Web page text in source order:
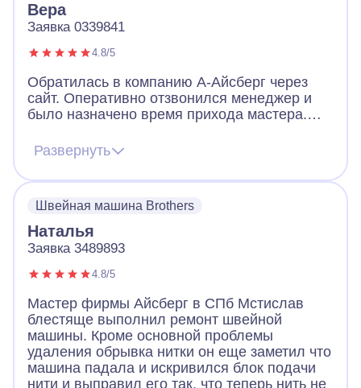
Вера
Заявка 0339841
4.8/5
Обратилась в компанию А-Айсберг через
сайт. Оперативно отзвонился менеджер и
было назначено время прихода мастера.
средствами индивидуальной защиты.
Приступил сразу к работе, причина была в
не продвижении ткани при работе машинки.
причину, аккуратно разобрал и настроил
машинку. При выполнении работы давал
полезные советы по эксплуатации машинки.
Развернуть
Швейная машина Brothers
Наталья
Заявка 3489893
4.8/5
Мастер фирмы Айсберг в СПб Мстислав
блестяще выполнил ремонт швейной
машины. Кроме основной проблемы
удаления обрывка нитки он еще заметил что
машина падала и искривился блок подачи
нити и выправил его так, что теперь нить не